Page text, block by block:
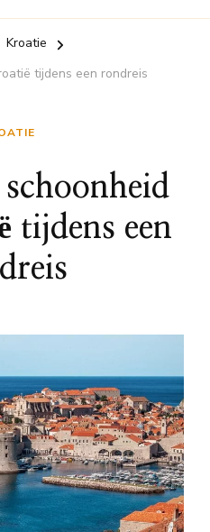
Kroatie
tijdens een rondreis
tijdens een